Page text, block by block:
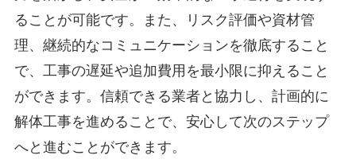
ることが可能です。また、リスク評価や資材管
理、継続的なコミュニケーションを徹底すること
で、工事の遅延や追加費用を最小限に抑えること
ができます。信頼できる業者と協力し、計画的に
解体工事を進めることで、安心して次のステップ
へと進むことができます。